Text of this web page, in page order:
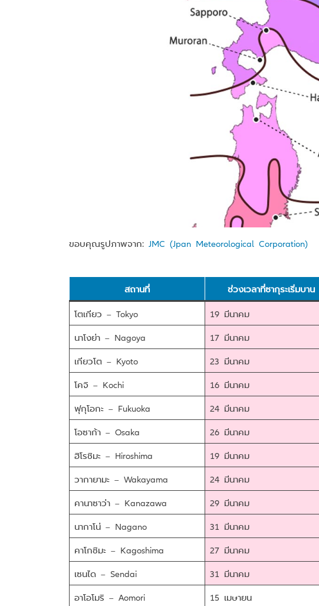
ขอบคุณรูปภาพจาก: JMC (Jpan Meteorological Corporation)
สถานที่ ช่วงเวลาที่ซากุระเริ่มบาน
โตเกียว – Tokyo 19 มีนาคม
นาโงย่า – Nagoya 17 มีนาคม
เกียวโต – Kyoto 23 มีนาคม
โคจิ – Kochi 16 มีนาคม
ฟุกุโอกะ – Fukuoka 24 มีนาคม
โอซาก้า – Osaka 26 มีนาคม
ฮิโรชิมะ – Hiroshima 19 มีนาคม
วากายามะ – Wakayama 24 มีนาคม
คานาซาว่า – Kanazawa 29 มีนาคม
นากาโน่ – Nagano 31 มีนาคม
คาโกชิมะ – Kagoshima 27 มีนาคม
เซนได – Sendai 31 มีนาคม
อาโอโมริ – Aomori 15 เมษายน